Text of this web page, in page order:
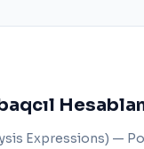
Expressions) —